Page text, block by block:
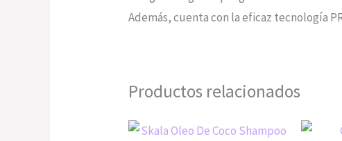
Además, cuenta con la eficaz tecnología
Productos relacionados